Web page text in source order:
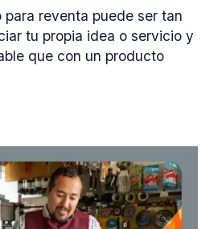
para reventa puede ser tan
tu propia idea o servicio y
que con un producto